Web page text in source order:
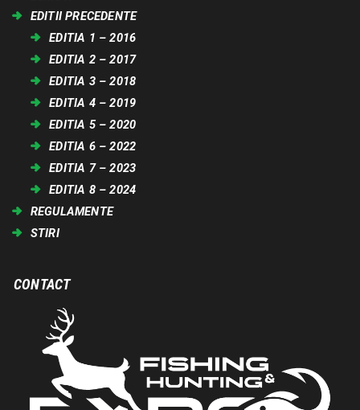
EDITII PRECEDENTE
EDITIA 1 – 2016
EDITIA 2 – 2017
EDITIA 3 – 2018
EDITIA 4 – 2019
EDITIA 5 – 2020
EDITIA 6 – 2022
EDITIA 7 – 2023
EDITIA 8 – 2024
REGULAMENTE
STIRI
CONTACT